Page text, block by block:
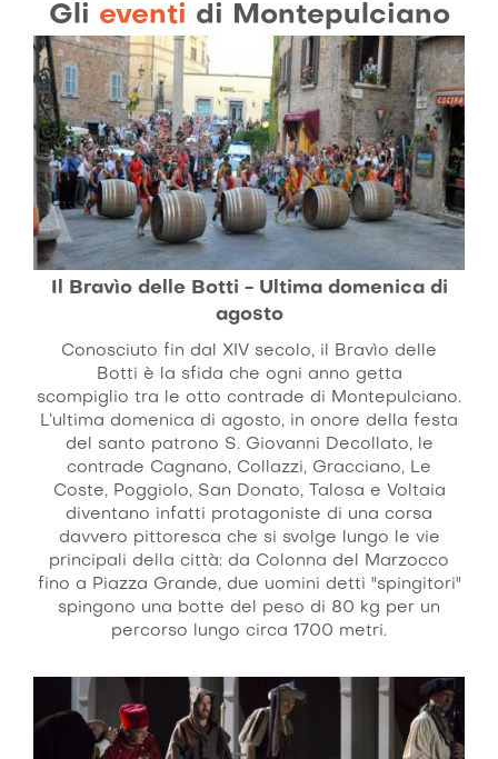
Gli eventi di Montepulciano
Il Bravìo delle Botti - Ultima domenica di
agosto
Conosciuto fin dal XIV secolo, il Bravìo delle
Botti è la sfida che ogni anno getta
scompiglio tra le otto contrade di Montepulciano.
L’ultima domenica di agosto, in onore della festa
del santo patrono S. Giovanni Decollato, le
contrade Cagnano, Collazzi, Gracciano, Le
Coste, Poggiolo, San Donato, Talosa e Voltaia
diventano infatti protagoniste di una corsa
davvero pittoresca che si svolge lungo le vie
principali della città: da Colonna del Marzocco
fino a Piazza Grande, due uomini detti "spingitori"
spingono una botte del peso di 80 kg per un
percorso lungo circa 1700 metri.